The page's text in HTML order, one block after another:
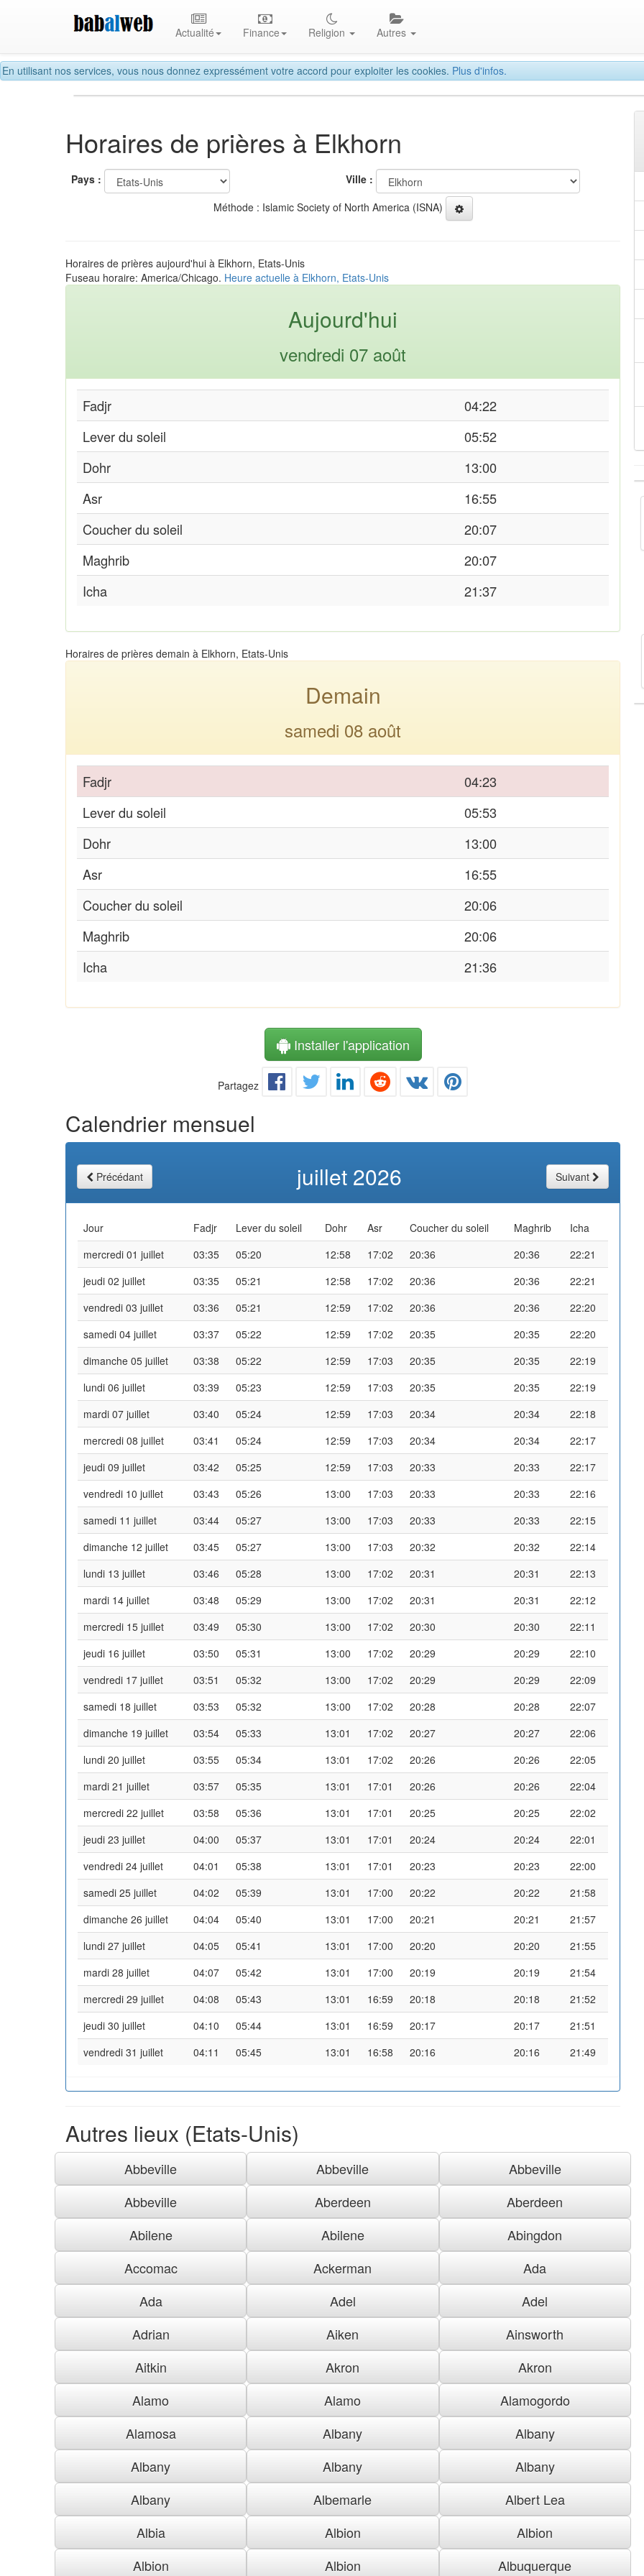
En utilisant nos services, vous nous donnez expressément votre accord pour exploiter les cookies. Plus d'infos.
Actualité Finance Religion Autres
Horaires de prières à Elkhorn
Pays :
Ville :
Méthode : Islamic Society of North America (ISNA)
Horaires de prières aujourd'hui à Elkhorn, Etats-Unis
Fuseau horaire: America/Chicago. Heure actuelle à Elkhorn, Etats-Unis
Aujourd'hui
vendredi 07 août
Fadjr
04:22
Lever du soleil
05:52
Dohr
13:00
Asr
16:55
Coucher du soleil
20:07
Maghrib
20:07
Icha
21:37
Horaires de prières demain à Elkhorn, Etats-Unis
Demain
samedi 08 août
Fadjr
04:23
Lever du soleil
05:53
Dohr
13:00
Asr
16:55
Coucher du soleil
20:06
Maghrib
20:06
Icha
21:36
Installer l'application
Partagez
Calendrier mensuel
Précédant juillet 2026 Suivant
Jour Fadjr Lever du soleil Dohr Asr Coucher du soleil Maghrib
Icha
mercredi 01 juillet
03:35 05:20 12:58 17:02 20:36 20:36
22:21
jeudi 02 juillet
03:35 05:21 12:58 17:02 20:36 20:36
22:21
vendredi 03 juillet
03:36 05:21 12:59 17:02 20:36 20:36
22:20
samedi 04 juillet
03:37 05:22 12:59 17:02 20:35 20:35
22:20
dimanche 05 juillet
03:38 05:22 12:59 17:03 20:35 20:35
22:19
lundi 06 juillet
03:39 05:23 12:59 17:03 20:35 20:35
22:19
mardi 07 juillet
03:40 05:24 12:59 17:03 20:34 20:34
22:18
mercredi 08 juillet
03:41 05:24 12:59 17:03 20:34 20:34
22:17
jeudi 09 juillet
03:42 05:25 12:59 17:03 20:33 20:33
22:17
vendredi 10 juillet
03:43 05:26 13:00 17:03 20:33 20:33
22:16
samedi 11 juillet
03:44 05:27 13:00 17:03 20:33 20:33
22:15
dimanche 12 juillet
03:45 05:27 13:00 17:03 20:32 20:32
22:14
lundi 13 juillet
03:46 05:28 13:00 17:02 20:31 20:31
22:13
mardi 14 juillet
03:48 05:29 13:00 17:02 20:31 20:31
22:12
mercredi 15 juillet
03:49 05:30 13:00 17:02 20:30 20:30
22:11
jeudi 16 juillet
03:50 05:31 13:00 17:02 20:29 20:29
22:10
vendredi 17 juillet
03:51 05:32 13:00 17:02 20:29 20:29
22:09
samedi 18 juillet
03:53 05:32 13:00 17:02 20:28 20:28
22:07
dimanche 19 juillet
03:54 05:33 13:01 17:02 20:27 20:27
22:06
lundi 20 juillet
03:55 05:34 13:01 17:02 20:26 20:26
22:05
mardi 21 juillet
03:57 05:35 13:01 17:01 20:26 20:26
22:04
mercredi 22 juillet
03:58 05:36 13:01 17:01 20:25 20:25
22:02
jeudi 23 juillet
04:00 05:37 13:01 17:01 20:24 20:24
22:01
vendredi 24 juillet
04:01 05:38 13:01 17:01 20:23 20:23
22:00
samedi 25 juillet
04:02 05:39 13:01 17:00 20:22 20:22
21:58
dimanche 26 juillet
04:04 05:40 13:01 17:00 20:21 20:21
21:57
lundi 27 juillet
04:05 05:41 13:01 17:00 20:20 20:20
21:55
mardi 28 juillet
04:07 05:42 13:01 17:00 20:19 20:19
21:54
mercredi 29 juillet
04:08 05:43 13:01 16:59 20:18 20:18
21:52
jeudi 30 juillet
04:10 05:44 13:01 16:59 20:17 20:17
21:51
vendredi 31 juillet
04:11 05:45 13:01 16:58 20:16 20:16 21:49
Autres lieux (Etats-Unis)
Abbeville Abbeville
Abbeville
Abbeville
Aberdeen
Aberdeen
Abilene
Abilene
Abingdon
Accomac
Ackerman
Ada
Ada
Adel
Adel
Adrian
Aiken
Ainsworth
Aitkin
Akron
Akron
Alamo
Alamo
Alamogordo
Alamosa
Albany
Albany
Albany
Albany
Albany
Albany
Albemarle
Albert Lea
Albia
Albion
Albion
Albion
Albion Albuquerque